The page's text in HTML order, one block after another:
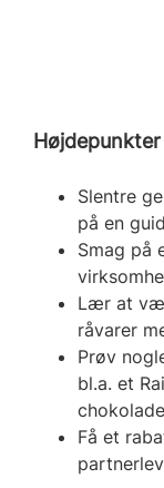
Højdepunkter
Slentre
på en
Smag på
Lær at
råvarer
Prøv
bl.a. et
Få et